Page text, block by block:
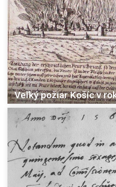
Veľký požiar Košíc v